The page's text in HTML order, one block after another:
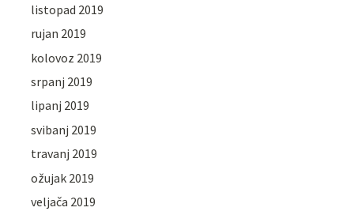
listopad 2019
rujan 2019
kolovoz 2019
srpanj 2019
lipanj 2019
svibanj 2019
travanj 2019
ožujak 2019
veljača 2019